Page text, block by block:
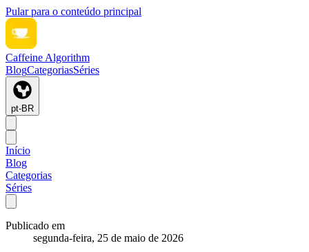
Pular para o conteúdo principal
Caffeine Algorithm
BlogCategoriasSéries
pt-BR
Início
Blog
Categorias
Séries
Publicado em
segunda-feira, 25 de maio de 2026